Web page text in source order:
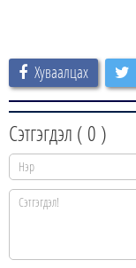
Хуваалцах
Сэтгэгдэл ( 0 )